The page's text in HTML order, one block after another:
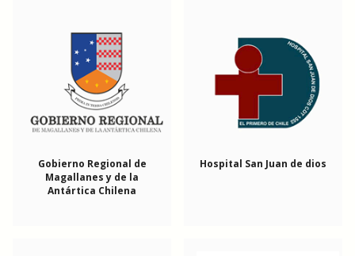
Gobierno Regional de
Magallanes y de la
Antártica Chilena
Hospital San Juan de dios